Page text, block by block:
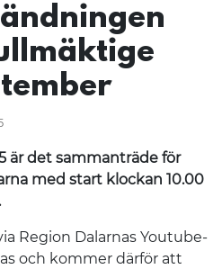
är det sammanträde för
med start klockan 10.00
Region Dalarnas Youtube-
och kommer därför att